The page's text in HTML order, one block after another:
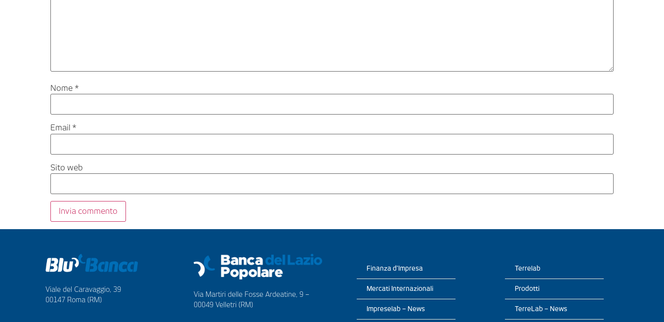
Nome *
Email *
Sito web
Viale del Caravaggio, 39
00147 Roma (RM)
Via Martiri delle Fosse Ardeatine, 9 –
00049 Velletri (RM)
Finanza d’Impresa
Mercati Internazionali
Impreselab – News
Terrelab
Prodotti
TerreLab – News